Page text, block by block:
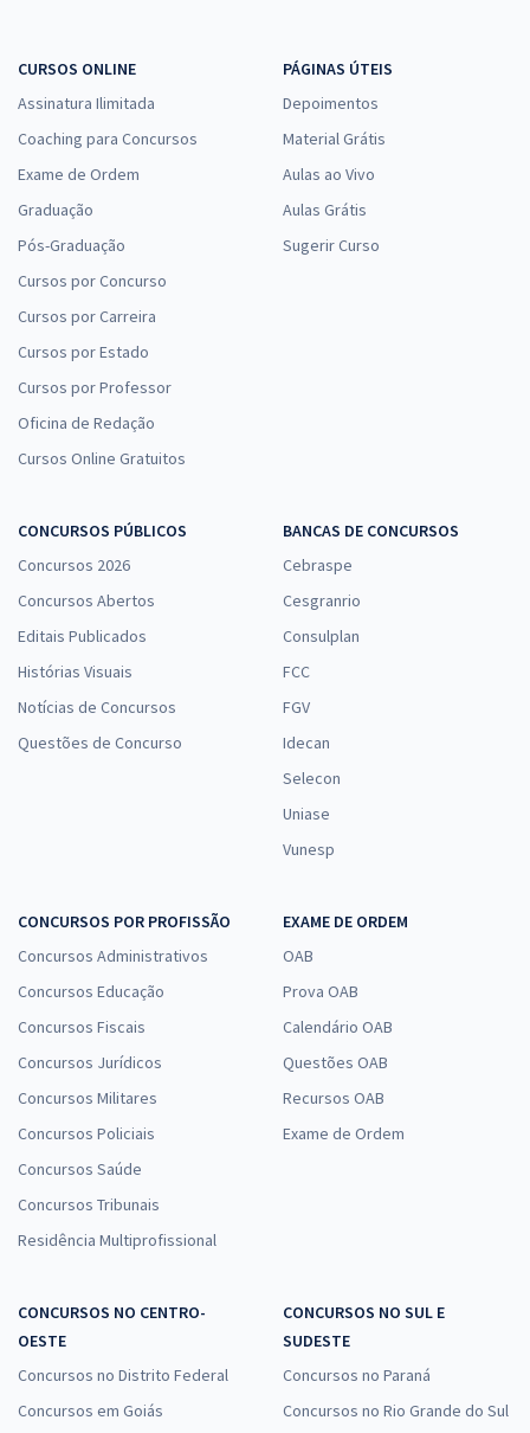
CURSOS ONLINE
Assinatura Ilimitada
Coaching para Concursos
Exame de Ordem
Graduação
Pós-Graduação
Cursos por Concurso
Cursos por Carreira
Cursos por Estado
Cursos por Professor
Oficina de Redação
Cursos Online Gratuitos
PÁGINAS ÚTEIS
Depoimentos
Material Grátis
Aulas ao Vivo
Aulas Grátis
Sugerir Curso
CONCURSOS PÚBLICOS
Concursos 2026
Concursos Abertos
Editais Publicados
Histórias Visuais
Notícias de Concursos
Questões de Concurso
BANCAS DE CONCURSOS
Cebraspe
Cesgranrio
Consulplan
FCC
FGV
Idecan
Selecon
Uniase
Vunesp
CONCURSOS POR PROFISSÃO
Concursos Administrativos
Concursos Educação
Concursos Fiscais
Concursos Jurídicos
Concursos Militares
Concursos Policiais
Concursos Saúde
Concursos Tribunais
Residência Multiprofissional
EXAME DE ORDEM
OAB
Prova OAB
Calendário OAB
Questões OAB
Recursos OAB
Exame de Ordem
CONCURSOS NO CENTRO-
OESTE
Concursos no Distrito Federal
Concursos em Goiás
CONCURSOS NO SUL E
SUDESTE
Concursos no Paraná
Concursos no Rio Grande do Sul